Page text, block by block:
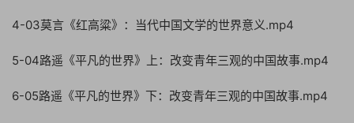
4-03莫言《红高粱》：当代中国文学的世界意义.mp4
5-04路遥《平凡的世界》上：改变青年三观的中国故事.mp4
6-05路遥《平凡的世界》下：改变青年三观的中国故事.mp4